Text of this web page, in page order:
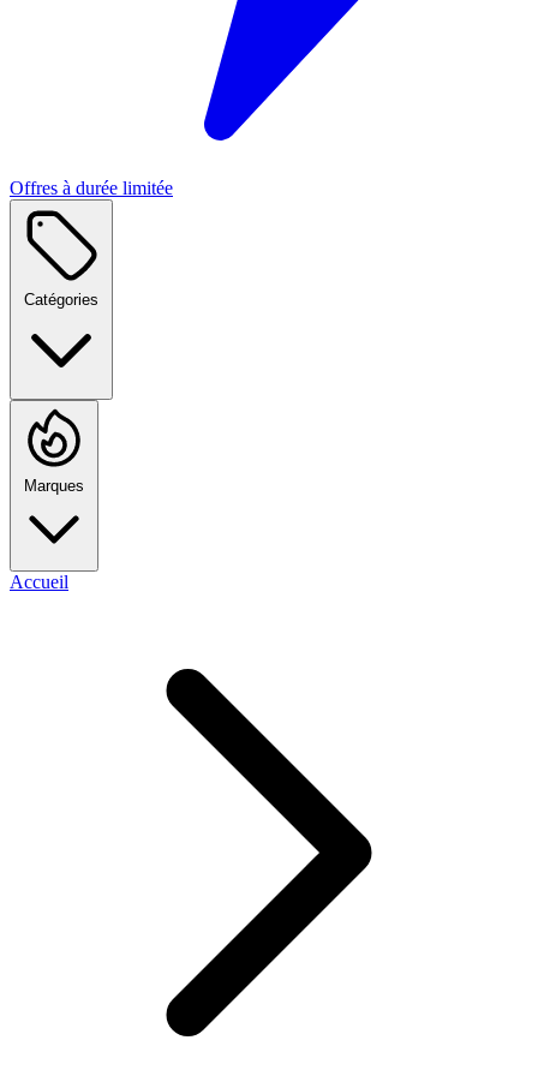
Offres à durée limitée
Catégories
Marques
Accueil